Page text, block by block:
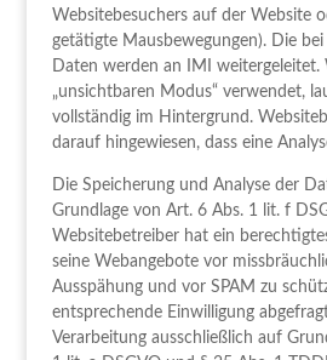
Websitebesuchers auf der Website
getätigte Mausbewegungen). Die
Daten werden an IMI weitergeleitet.
„unsichtbaren Modus“ verwendet,
vollständig im Hintergrund.
darauf hingewiesen, dass eine
Die Speicherung und Analyse der
Grundlage von Art. 6 Abs. 1 lit. f
Websitebetreiber hat ein
seine Webangebote vor
Ausspähung und vor SPAM zu
entsprechende Einwilligung
Verarbeitung ausschließlich auf